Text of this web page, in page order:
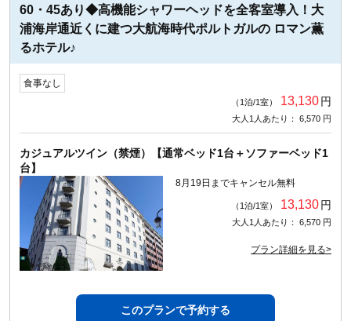
60・45あり◆高機能シャワーヘッドを全客室導入！大
浦海岸通近くに建つ大航海時代ポルトガルの ロマン薫
るホテル♪
食事なし
（1泊/1室） 13,130円
大人1人あたり： 6,570 円
カジュアルツイン（禁煙）【通常ベッド1台＋ソファーベッド1
台】
8月19日までキャンセル無料
（1泊/1室） 13,130円
大人1人あたり： 6,570 円
プラン詳細を見る>
このプランで予約する